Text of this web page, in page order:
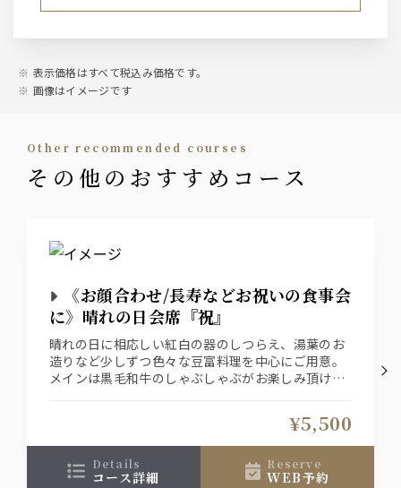
表示価格はすべて税込み価格です。
画像はイメージです
other recommended courses
その他のおすすめコース
《お顔合わせ/長寿などお祝いの食事会
に》晴れの日会席『祝』
晴れの日に相応しい紅白の器のしつらえ、湯葉のお
造りなど少しずつ色々な豆富料理を中心にご用意。
メインは黒毛和牛のしゃぶしゃぶがお楽しみ頂ける
¥5,500
details
コース詳細
reserve
WEB予約